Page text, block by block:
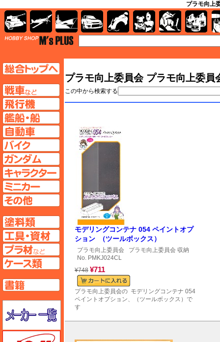
プラモ向上
プラモ向上委員会 プラモ向上委員
この中から検索する
モデリングコンテナ 054 ペイントオプ
ション （ツールボックス）
プラモ向上委員会
プラモ向上委員会 収納
No. PMKJ024CL
¥748 ¥711
プラモ向上委員会の モデリングコンテナ 054
ペイントオプション、（ツールボックス）で
す
AFV
飛行機ページへ
自動車ページへ
バイクページへ
ガンダムページへ
その他ページへ
塗料ページへ
工具ページへ
プラ材ページへ
ケースページへ
書籍ページへ
メーカー一覧のページはこちら
AFV 飛行機 艦船 自動車 バイク キャラクターガンダム 塗料